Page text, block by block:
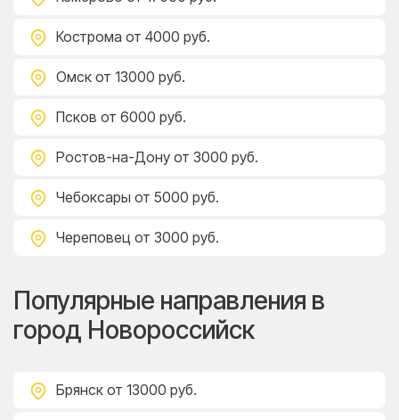
Кострома от 4000 руб.
Омск от 13000 руб.
Псков от 6000 руб.
Ростов-на-Дону от 3000 руб.
Чебоксары от 5000 руб.
Череповец от 3000 руб.
Популярные направления в
город Новороссийск
Брянск от 13000 руб.